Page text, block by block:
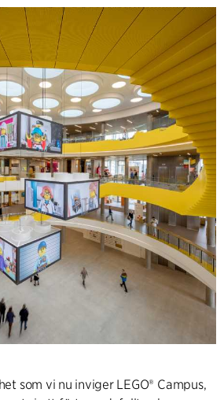
som vi nu inviger LEGO® Campus,